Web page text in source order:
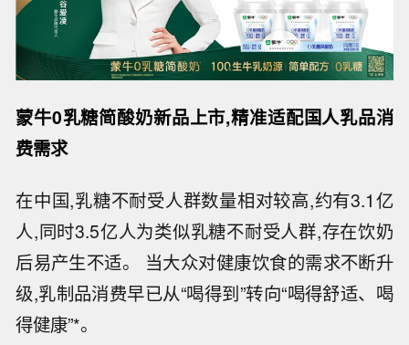
蒙牛0乳糖简酸奶新品上市,精准适配国人乳品消
费需求
在中国,乳糖不耐受人群数量相对较高,约有3.1亿
人,同时3.5亿人为类似乳糖不耐受人群,存在饮奶
后易产生不适。 当大众对健康饮食的需求不断升
级,乳制品消费早已从“喝得到”转向“喝得舒适、喝
得健康”*。